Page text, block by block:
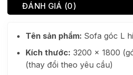
ĐÁNH GIÁ (0)
Tên sản phẩm: Sofa góc L
Kích thước: 3200 x 1800
(thay đổi theo yêu cầu)